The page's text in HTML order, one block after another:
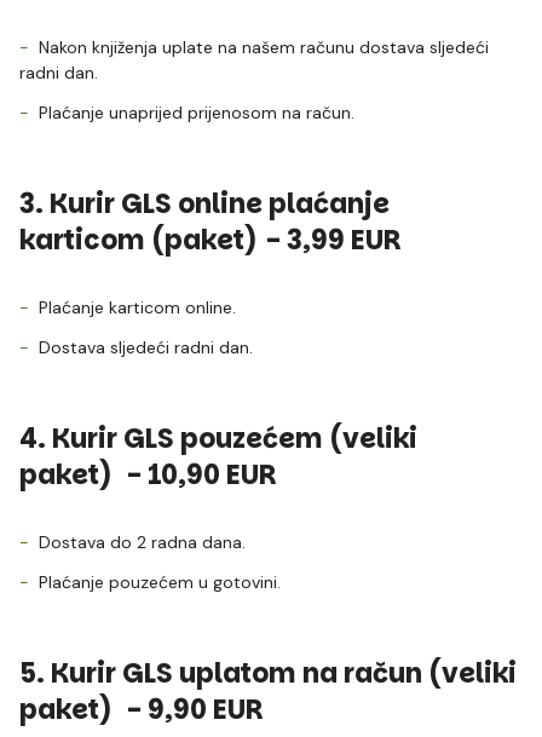
Nakon knjiženja uplate na našem računu dostava sljedeći
radni dan.
Plaćanje unaprijed prijenosom na račun.
3. Kurir GLS onlineplaćanje
karticom (paket) - 3,99 EUR
Plaćanje karticom online.
Dostava sljedeći radni dan.
4. Kurir GLS pouzećem (veliki
paket) - 10,90 EUR
Dostava do 2 radna dana.
Plaćanje pouzećem u gotovini.
5. Kurir GLS uplatom na račun (veliki
paket) - 9,90 EUR